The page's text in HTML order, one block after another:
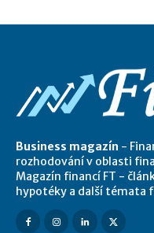
Business magazín -
rozhodování v oblasti
Magazín financí FT -
hypotéky a další témata